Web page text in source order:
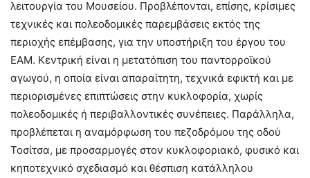
λειτουργία του Μουσείου. Προβλέπονται, επίσης, κρίσιμες
τεχνικές και πολεοδομικές παρεμβάσεις εκτός της
περιοχής επέμβασης, για την υποστήριξη του έργου του
ΕΑΜ. Κεντρική είναι η μετατόπιση του παντορροϊκού
αγωγού, η οποία είναι απαραίτητη, τεχνικά εφικτή και με
περιορισμένες επιπτώσεις στην κυκλοφορία, χωρίς
πολεοδομικές ή περιβαλλοντικές συνέπειες. Παράλληλα,
προβλέπεται η αναμόρφωση του πεζοδρόμου της οδού
Τοσίτσα, με προσαρμογές στον κυκλοφοριακό, φυσικό και
κηποτεχνικό σχεδιασμό και θέσπιση κατάλληλου